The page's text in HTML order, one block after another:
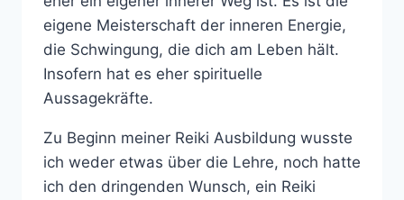
eigene Meisterschaft der inneren Energie,
die Schwingung, die dich am Leben hält.
Insofern hat es eher spirituelle
Aussagekräfte.
Zu Beginn meiner Reiki Ausbildung wusste
ich weder etwas über die Lehre, noch hatte
ich den dringenden Wunsch, ein Reiki